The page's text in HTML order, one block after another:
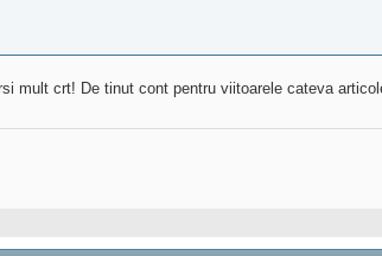
mult crt! De tinut cont pentru viitoarele cateva